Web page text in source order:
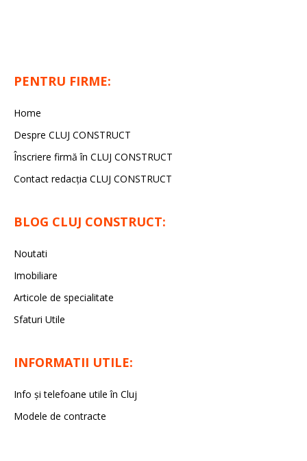
PENTRU FIRME:
Home
Despre CLUJ CONSTRUCT
Înscriere firmă în CLUJ CONSTRUCT
Contact redacția CLUJ CONSTRUCT
BLOG CLUJ CONSTRUCT:
Noutati
Imobiliare
Articole de specialitate
Sfaturi Utile
INFORMATII UTILE:
Info și telefoane utile în Cluj
Modele de contracte